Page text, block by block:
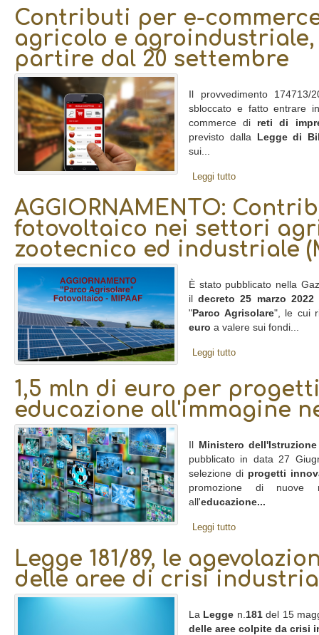
Contributi per e-
agricolo e agroindustriale,
partire dal 20 settembre
Il provvedimento 174713/
sbloccato e fatto entrare
commerce di reti di
previsto dalla
Legge di
sui...
Leggi tutto
AGGIORNAMENTO:
fotovoltaico nei settori
zootecnico ed industriale
È stato pubblicato nella
ildecreto 25 marzo 2022
" Parco Agrisolare", le cui
euro a valere sui fondi...
Leggi tutto
1,5 mln di euro per
educazione all'immagine
Ministero dell'Istruzione
pubblicato in data 27
selezione di progetti
promozione di nuove
all'educazione...
Leggi tutto
Legge 181/89, le
delle aree di crisi
La Legge n.181del 15
delle aree colpite da crisi